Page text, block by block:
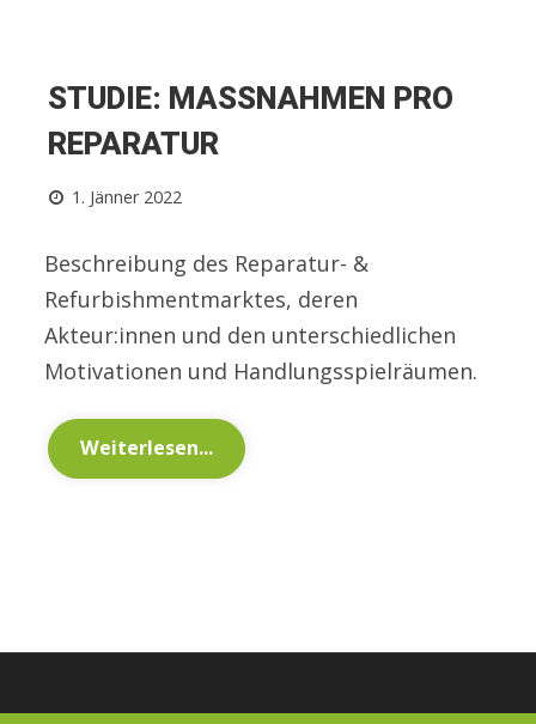
STUDIE: MASSNAHMEN PRO R
EPARATUR
1. Jänner 2022
Beschreibung des Reparatur- &
Refurbishmentmarktes, deren
Akteur:innen und den unterschiedlichen
Motivationen und Handlungsspielräumen.
Weiterlesen...